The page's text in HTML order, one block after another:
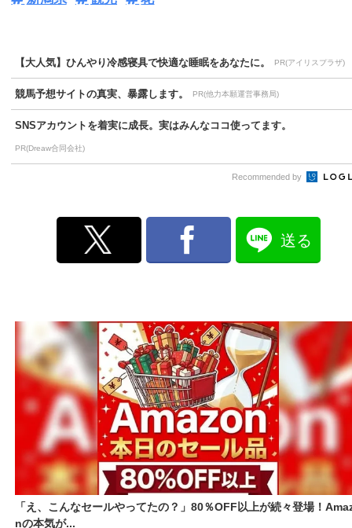
【大人気】ひんやり冷感寝具で快適な睡眠をあなたに。 PR(アイリスプラザ)
競馬予想サイトの真実、暴露します。 PR(他力本願運営事務局)
SNSアカウントを着実に成長。実はみんなココ使ってます。
PR(Dreaw合同会社)
Recommended by
送る
「え、こんなセールやってたの？」80％OFF以上が続々登場！
nの本気が...